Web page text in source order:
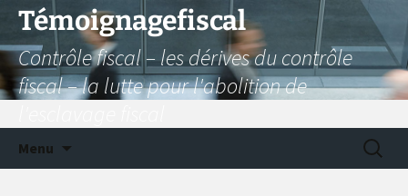
Aller
contenu
Témoignagefiscal
Contrôle fiscal – les dérives du contrôle
fiscal – la lutte pour l'abolition de
Menu